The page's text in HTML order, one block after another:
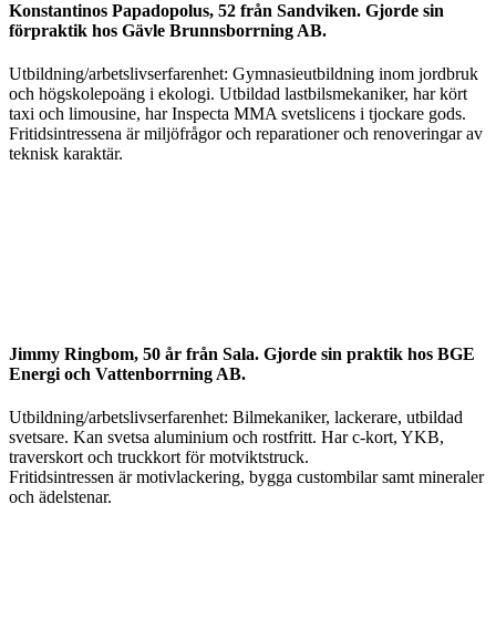
Konstantinos Papadopolus, 52 från Sandviken. Gjorde sin
förpraktik hos Gävle Brunnsborrning AB.
Utbildning/arbetslivserfarenhet: Gymnasieutbildning inom jordbruk
och högskolepoäng i ekologi. Utbildad lastbilsmekaniker, har kört
taxi och limousine, har Inspecta MMA svetslicens i tjockare gods.
Fritidsintressena är miljöfrågor och reparationer och renoveringar av
teknisk karaktär.
Jimmy Ringbom, 50 år från Sala. Gjorde sin praktik hos BGE
Energi och Vattenborrning AB.
Utbildning/arbetslivserfarenhet: Bilmekaniker, lackerare, utbildad
svetsare. Kan svetsa aluminium och rostfritt. Har c-kort, YKB,
traverskort och truckkort för motviktstruck.
Fritidsintressen är motivlackering, bygga custombilar samt mineraler
och ädelstenar.